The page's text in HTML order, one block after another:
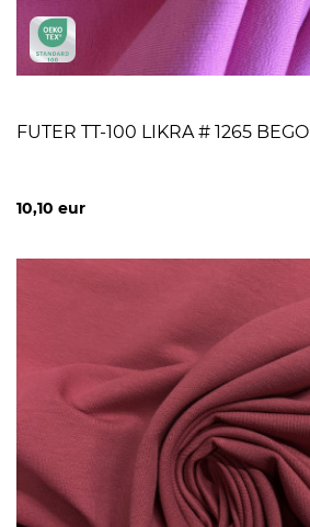
FUTER TT-100 LIKRA # 1265
10,10 eur